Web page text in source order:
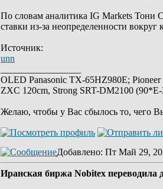
По словам аналитика IG Markets Тони
ставки из-за неопределенности
Источник:
unn
OLED Panasonic TX-65HZ980E;
ZXC 120cm, Strong SRT-DM2100
Желаю, чтобы у Вас сбылось то, чего
Добавлено: Пт Май 29,
Иранская биржа Nobitex переводила